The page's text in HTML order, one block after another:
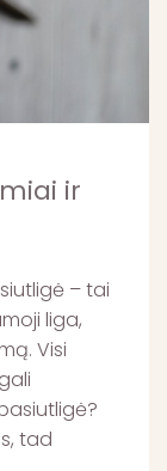
ir
– tai
liga,
Visi
tad